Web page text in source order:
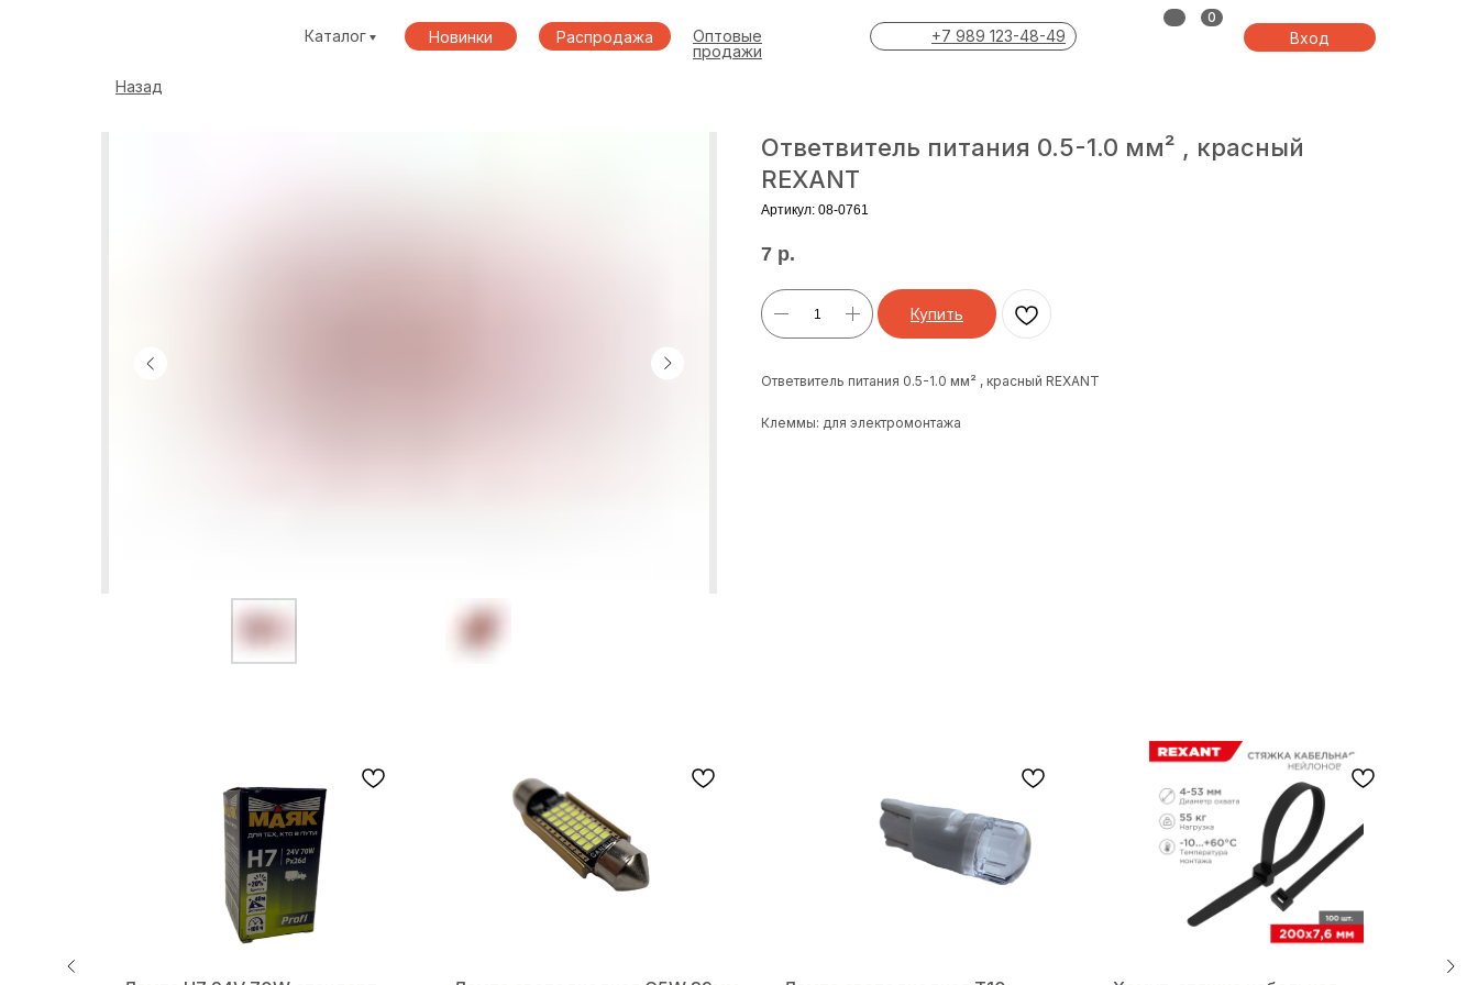
+7 989 123-48-49
Каталог
0
Назад
Вход
Оптовые
продажи
Распродажа
Новинки
Ответвитель питания 0.5-1.0 мм² , красный
REXANT
Артикул: 08-0761
7 р.
Купить
Ответвитель питания 0.5-1.0 мм² , красный REXANT
Клеммы: для электромонтажа